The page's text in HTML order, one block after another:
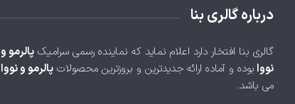
درباره گالری بنا
گالری بنا افتخار دارد اعلام نماید که نماینده رسمی سرامیک پالرمو و
نووابوده و آماده ارائه جدیدترین و بروزترین محصولات پالرمو و نووا
می باشد.